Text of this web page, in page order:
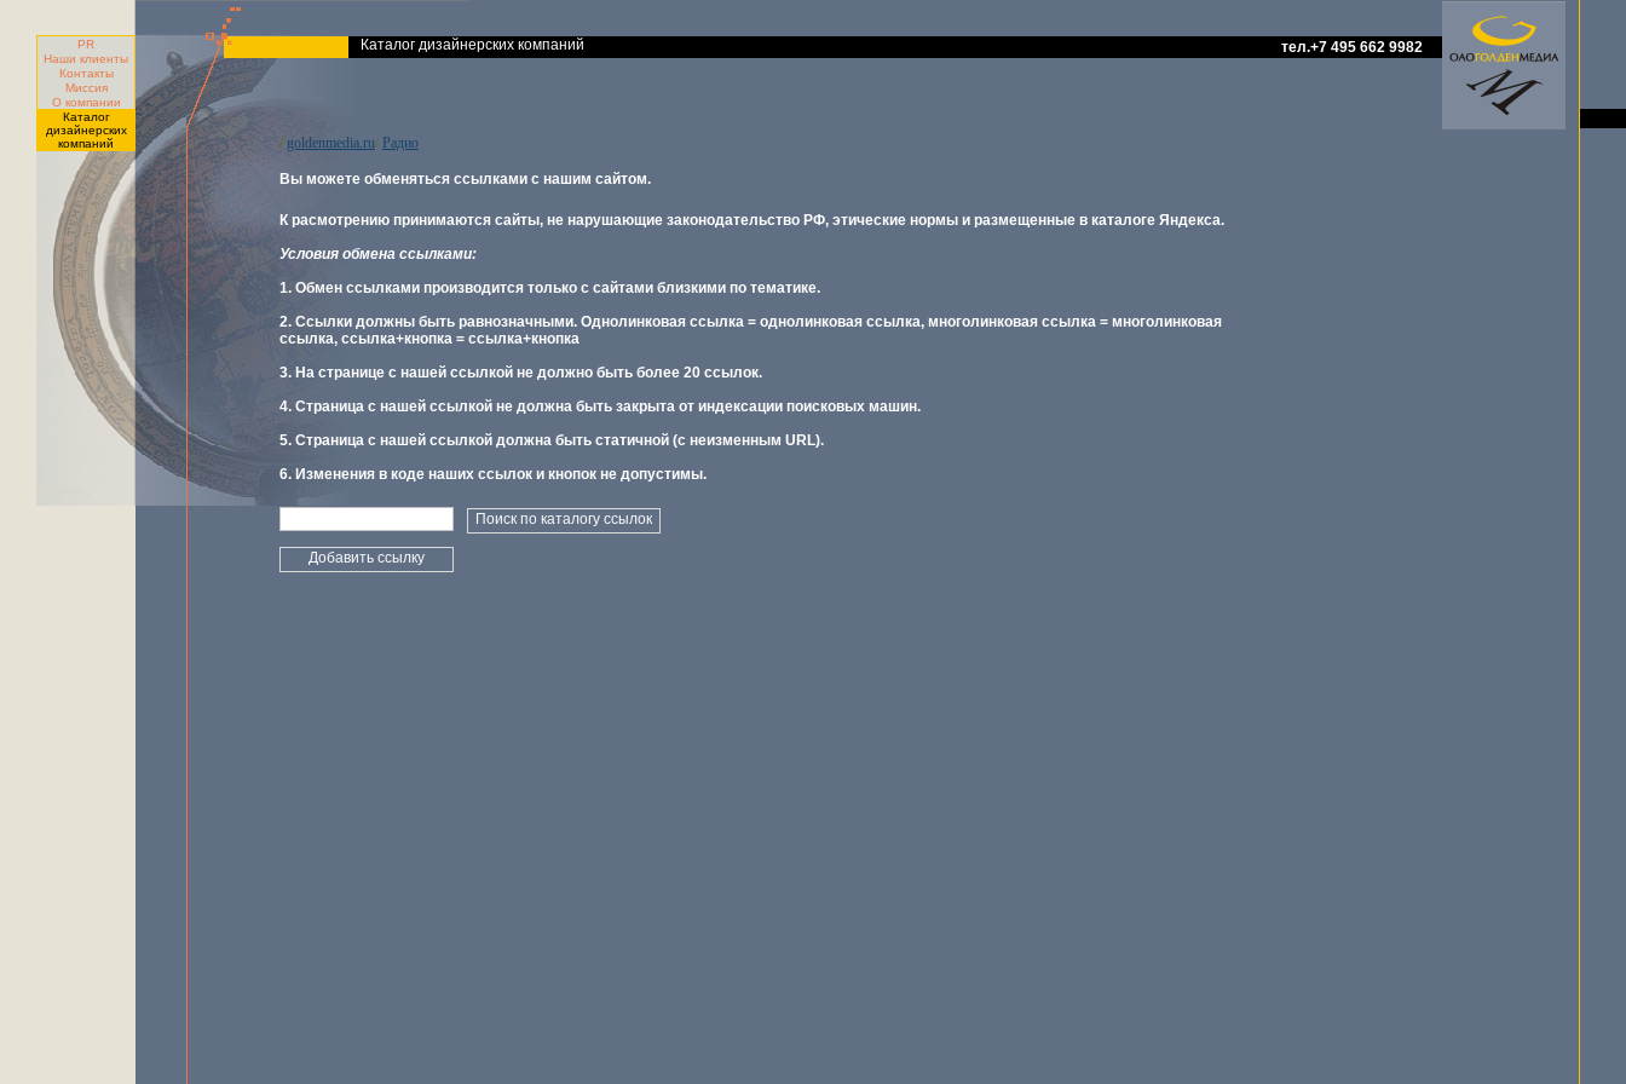
PR
Наши клиенты
Контакты
Миссия
О компании
Каталог
дизайнерских
компаний
Каталог дизайнерских компаний тел.+7 495 662 9982
/ goldenmedia.ru/ Радио
Вы можете обменяться ссылками с нашим сайтом.
К расмотрению принимаются сайты, не нарушающие законодательство РФ, этические нормы и размещенные в каталоге Яндекса.
Условия обмена ссылками:
1. Обмен ссылками производится только с сайтами близкими по тематике.
2. Ссылки должны быть равнозначными. Однолинковая ссылка = однолинковая ссылка, многолинковая ссылка = многолинковая
ссылка, ссылка+кнопка = ссылка+кнопка
3. На странице с нашей ссылкой не должно быть более 20 ссылок.
4. Страница с нашей ссылкой не должна быть закрыта от индексации поисковых машин.
5. Страница с нашей ссылкой должна быть статичной (с неизменным URL).
6. Изменения в коде наших ссылок и кнопок не допустимы.